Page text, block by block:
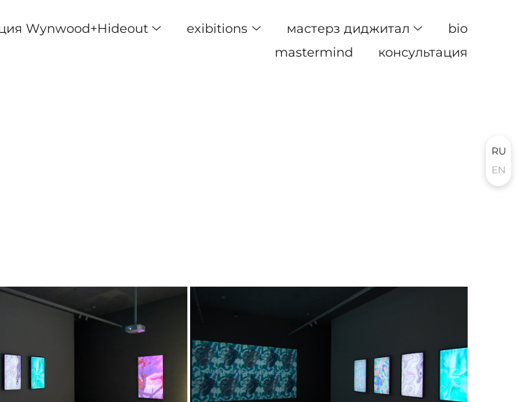
Wynwood+Hideout exibitions мастерз диджитал
bio
mastermind
консультация
RU
EN